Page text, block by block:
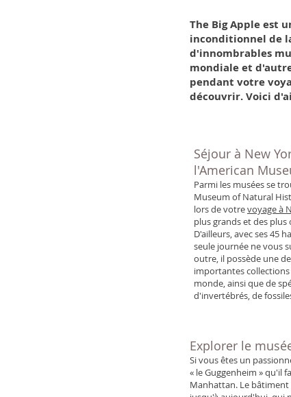
The Big Apple est
inconditionnel de
d'innombrables
mondiale et
pendant votre
découvrir. Voici
Séjour à New
l'American
Parmi les musées se
Museum of Natural
lors de votrevoyage à
plus grands et des plus
D'ailleurs, avec ses 45
seule journée ne vous
outre, il possède une
importantes
monde, ainsi que de
d'invertébrés, de
Explorer le
Si vous êtes un
« le Guggenheim » qu'il
Manhattan. Le